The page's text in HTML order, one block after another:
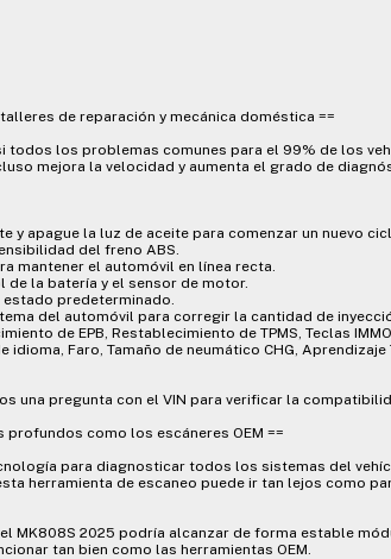
de reparación y mecánica doméstica ==
los problemas comunes para el 99% de los
mejora la velocidad y aumenta el grado de
y apague la luz de aceite para comenzar un nuevo
del freno ABS.
mantener el automóvil en línea recta.
de la batería y el sensor de motor.
predeterminado.
del automóvil para corregir la cantidad de
de EPB, Restablecimiento de TPMS, Teclas
Faro, Tamaño de neumático CHG,
una pregunta con el VIN para verificar la
como los escáneres OEM ==
para diagnosticar todos los sistemas del
herramienta de escaneo puede ir tan lejos como
MK808S 2025 podría alcanzar de forma estable
tan bien como las herramientas OEM.